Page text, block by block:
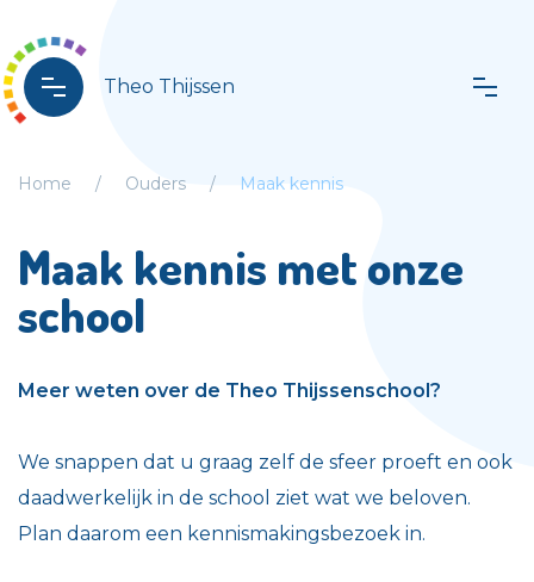
Theo Thijssen
Home Ouders Maak kennis
Maak kennis met onze
school
Meer weten over de Theo Thijssenschool?
We snappen dat u graag zelf de sfeer proeft en ook
daadwerkelijk in de school ziet wat we beloven.
Plan daarom een kennismakingsbezoek in.